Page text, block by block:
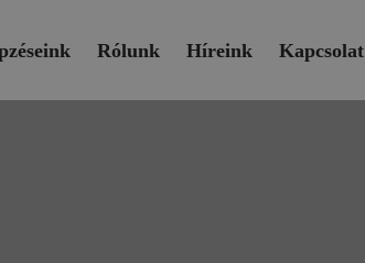
Rólunk Híreink Kapcsolat